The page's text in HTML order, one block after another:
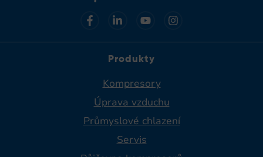
Produkty
Kompresory
Úprava vzduchu
Průmyslové chlazení
Servis